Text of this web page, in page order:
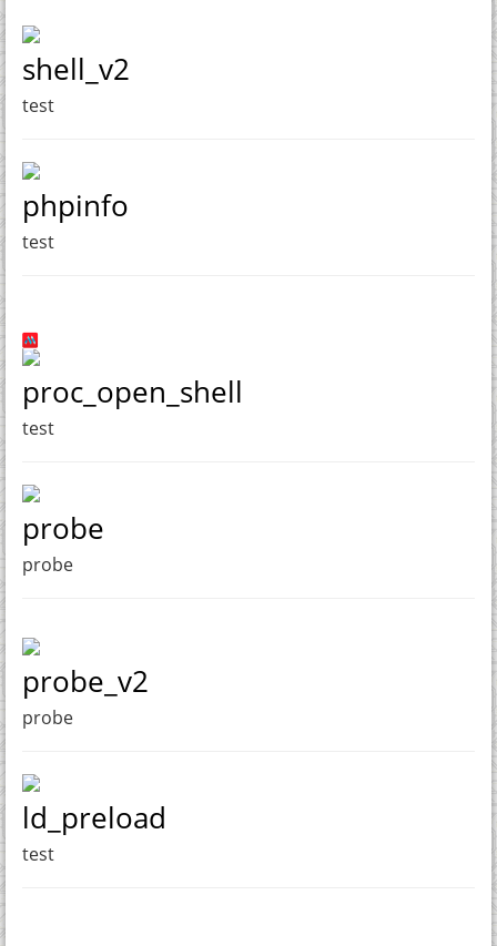
shell_v2
test
phpinfo
test
proc_open_shell
test
probe
probe
probe_v2
probe
ld_preload
test